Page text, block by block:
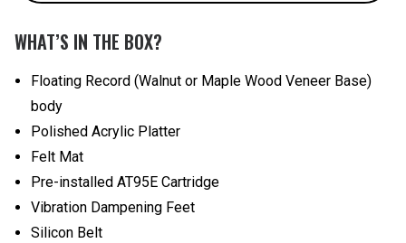
WHAT’S IN THE BOX?
Floating Record (Walnut or Maple Wood Veneer Base)
body
Polished Acrylic Platter
Felt Mat
Pre-installed AT95E Cartridge
Vibration Dampening Feet
Silicon Belt